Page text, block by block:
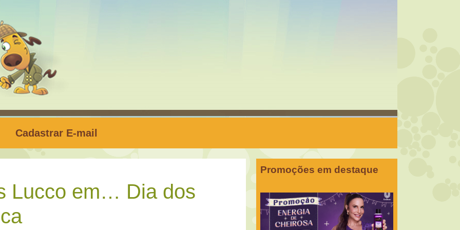
Cadastrar E-mail
Lucco em… Dia dos
Promoções em destaque